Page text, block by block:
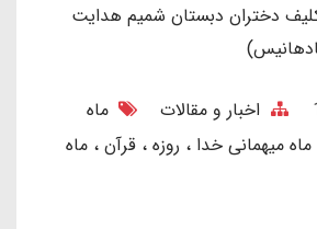
دختران دبستان شمیم هدایت
اخبار و مقالات
ماه
ماه میهمانی خدا روزه قرآن ماه